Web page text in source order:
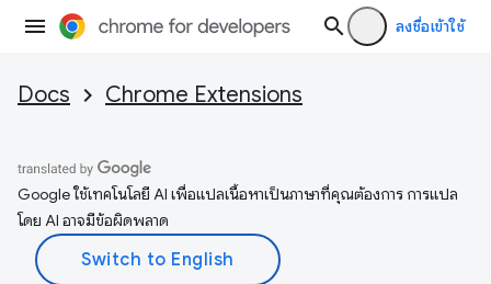
ลงชื่อเข้าใช้
Docs Chrome Extensions
Google ใช้เทคโนโลยี AI เพื่อแปลเนื้อหาเป็นภาษาที่คุณต้องการ การแปล
โดย AI อาจมีข้อผิดพลาด